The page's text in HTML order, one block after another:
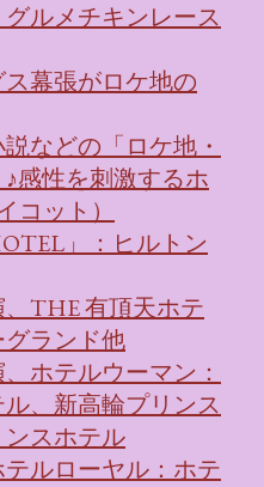
ルメチキンレース
幕張がロケ地の
説などの「ロケ地・
感性を刺激するホ
コット）
」：ヒルトン
THE 有頂天ホテ
ランド他
ホテルウーマン：
、新高輪プリンス
スホテル
ルローヤル：ホテ